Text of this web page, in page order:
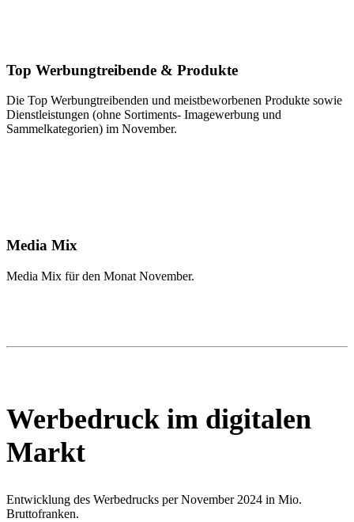
Top Werbungtreibende & Produkte
Die Top Werbungtreibenden und meistbeworbenen Produkte sowie
Dienstleistungen (ohne Sortiments- Imagewerbung und
Sammelkategorien) im November.
Media Mix
Media Mix für den Monat November.
Werbedruck im digitalen
Markt
Entwicklung des Werbedrucks per November 2024 in Mio.
Bruttofranken.